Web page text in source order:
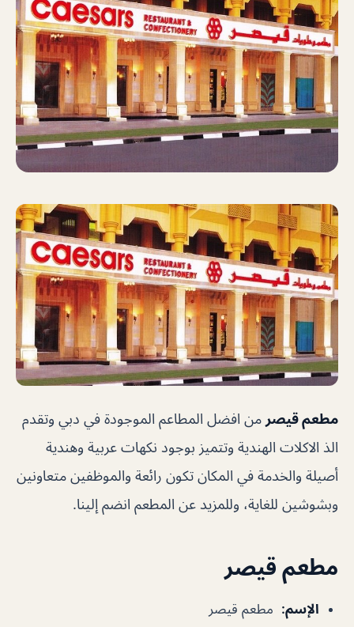
مطعم قيصر من افضل المطاعم الموجودة في دبي وتقدم
الذ الاكلات الهندية وتتميز بوجود نكهات عربية وهندية
أصيلة والخدمة في المكان تكون رائعة والموظفين متعاونين
وبشوشين للغاية، وللمزيد عن المطعم انضم إلينا.
مطعم قيصر
الإسم: مطعم قيصر